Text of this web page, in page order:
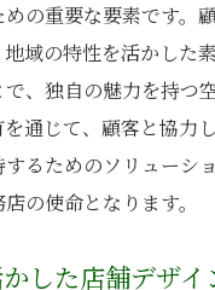
の重要な要素です。
域の特性を活かした
、独自の魅力を持つ
通じて、顧客と協力
るためのソリューシ
の使命となります。
した店舗デザイ